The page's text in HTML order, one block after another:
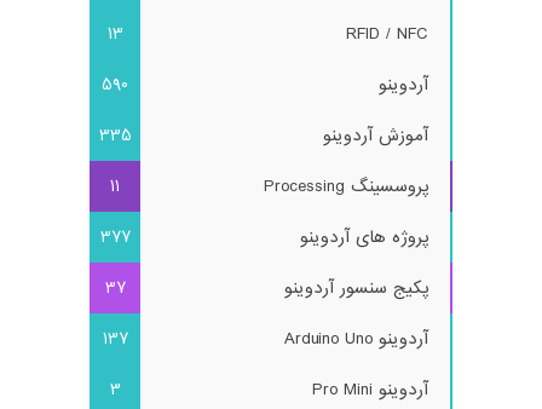
RFID / NFC
13
آردوینو
590
آموزش آردوینو
335
پروسسینگ Processing
11
پروژه های آردوینو
377
پکیج سنسور آردوینو
37
آردوینو Arduino Uno
137
آردوینو Pro Mini
3